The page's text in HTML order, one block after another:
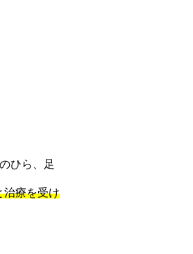
ひら、足
治療を受け